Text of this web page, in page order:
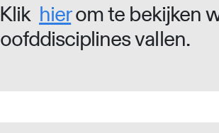
hierom te bekijken
vallen.